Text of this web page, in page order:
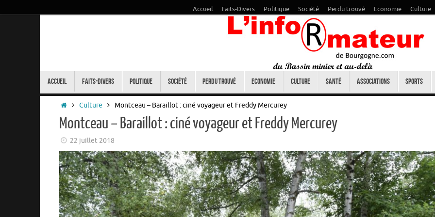
Accueil Faits-Divers Politique Société Perdu trouvé Economie Culture
Accueil Faits-Divers Politique Société Perdu trouvé Economie Culture Santé Associations Sports
Accueil
Culture Montceau – Baraillot : ciné voyageur et Freddy Mercurey
Montceau – Baraillot : ciné voyageur et Freddy Mercurey
22 juillet 2018